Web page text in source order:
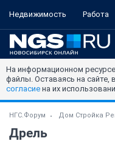
Недвижимость Работа
На информационном
файлы. Оставаясь на
согласие на их
НГС.Форум Дом Стройка
Дрель